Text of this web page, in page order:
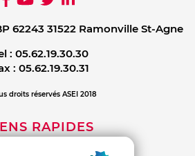
62243 31522 Ramonville St-Agne
: 05.62.19.30.30
: 05.62.19.30.31
droits réservés ASEI 2018
RAPIDES